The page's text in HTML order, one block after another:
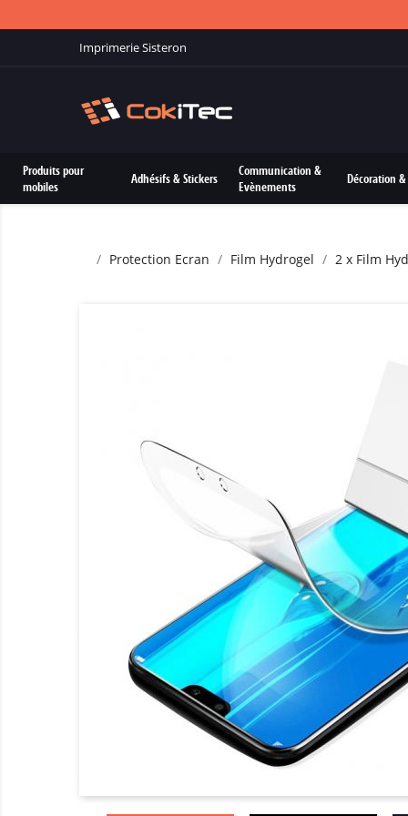
Imprimerie Sisteron
Produits pour
mobiles
Adhésifs & Stickers
Communication &
Evènements
Décoration
Protection Ecran Film Hydrogel 2 x Film